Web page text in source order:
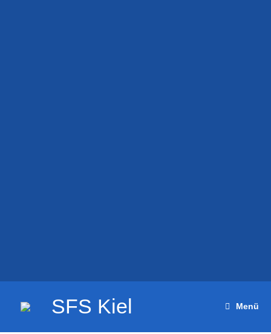
springen
SFS Kiel Menü